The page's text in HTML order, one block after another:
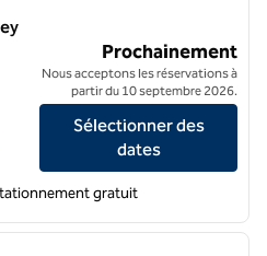
by Hilton Moreno Valley
Prochainement
Nous acceptons les réservations à
partir du 10 septembre 2026.
Sélectionner des
dates
gratuit